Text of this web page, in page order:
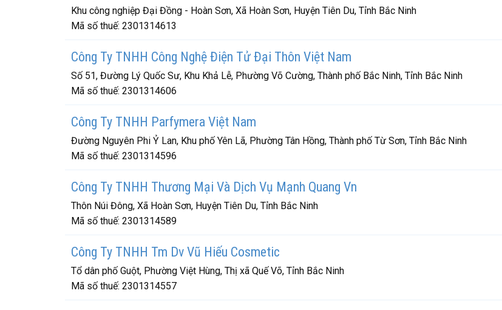
Khu công nghiệp Đại Đồng - Hoàn Sơn, Xã Hoàn Sơn, Huyện Tiên Du, Tỉnh Bắc Ninh
Mã số thuế: 2301314613
Công Ty TNHH Công Nghệ Điện Tử Đại Thôn Việt Nam
Số 51, Đường Lý Quốc Sư, Khu Khả Lễ, Phường Võ Cường, Thành phố Bắc Ninh, Tỉnh Bắc Ninh
Mã số thuế: 2301314606
Công Ty TNHH Parfymera Việt Nam
Đường Nguyên Phi Ỷ Lan, Khu phố Yên Lã, Phường Tân Hồng, Thành phố Từ Sơn, Tỉnh Bắc Ninh
Mã số thuế: 2301314596
Công Ty TNHH Thương Mại Và Dịch Vụ Mạnh Quang Vn
Thôn Núi Đông, Xã Hoàn Sơn, Huyện Tiên Du, Tỉnh Bắc Ninh
Mã số thuế: 2301314589
Công Ty TNHH Tm Dv Vũ Hiếu Cosmetic
Tổ dân phố Guột, Phường Việt Hùng, Thị xã Quế Võ, Tỉnh Bắc Ninh
Mã số thuế: 2301314557